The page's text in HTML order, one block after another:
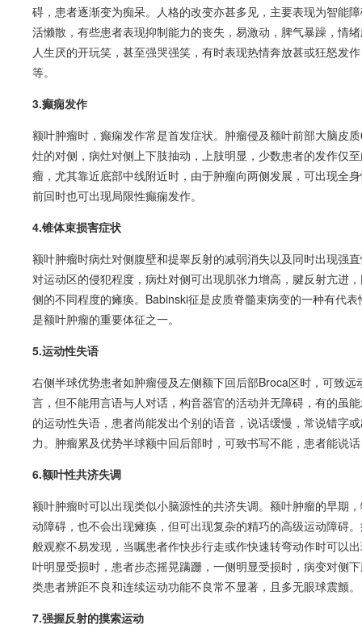
碍，患者逐渐变为痴呆。人格的改变亦甚多见，主要表现为智能
活懒散，有些患者表现抑制能力的丧失，易激动，脾气暴躁，情
人生厌的开玩笑，甚至强哭强笑，有时表现热情奔放甚或狂怒发
等。
3.癫痫发作
额叶肿瘤时， 癫痫发作常是首发症状。肿瘤侵及额叶前部大脑皮
灶的对侧，病灶对侧上下肢抽动，上肢明显，少数患者的发作仅
瘤，尤其靠近底部中线附近时，由于肿瘤向两侧发展，可出现全
前回时也可出现局限性癫痫发作。
4.锥体束损害症状
额叶肿瘤时病灶对侧腹壁和提睾反射的减弱消失以及同时出现强
对运动区的侵犯程度，病灶对侧可出现肌张力增高，腱反射亢进
侧的不同程度的瘫痪。Babinski征是皮质脊髓束病变的一种有代
是额叶肿瘤的重要体征之一。
5.运动性失语
右侧半球优势患者如肿瘤侵及左侧额下回后部Broca区时，可致远
言，但不能用言语与人对话，构音器官的活动并无障碍，有的虽
的运动性失语 ，患者尚能发出个别的语音，说话缓慢，常说错字
力。肿瘤累及优势半球额中回后部时，可致书写不能，患者能说
6.额叶性共济失调
额叶肿瘤时可以出现类似小脑源性的共济失调。额叶肿瘤的早期
动障碍 ，也不会出现瘫痪 ，但可出现复杂的精巧的高级运动障碍
般观察不易发现，当嘱患者作快步行走或作快速转弯动作时可以
叶明显受损时，患者步态摇晃蹒跚，一侧明显受损时，病变对侧
类患者辨距不良和连续运动功能不良常不显著，且多无眼球震颤。
7.强握反射的摸索运动